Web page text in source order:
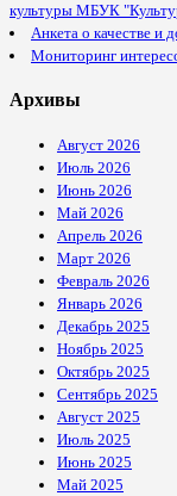
культуры МБУК
Анкета о качестве и
Мониторинг
Архивы
Август 2026
Июль 2026
Июнь 2026
Май 2026
Апрель 2026
Март 2026
Февраль 2026
Январь 2026
Декабрь 2025
Ноябрь 2025
Октябрь 2025
Сентябрь 2025
Август 2025
Июль 2025
Июнь 2025
Май 2025